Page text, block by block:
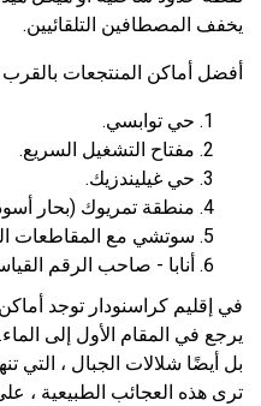
يخفف المصطافين التلقائيين.
أفضل أماكن المنتجعات
حي توابسي.
مفتاح التشغيل السريع.
حي غيليندزيك.
منطقة تمريوك (بحار
سوتشي مع المقاطعات
أنابا - صاحب الرقم
في إقليم كراسنودار توجد
يرجع في المقام الأول إلى
بل أيضًا شلالات الجبال ، التي
ترى هذه العجائب الطبيعية ،